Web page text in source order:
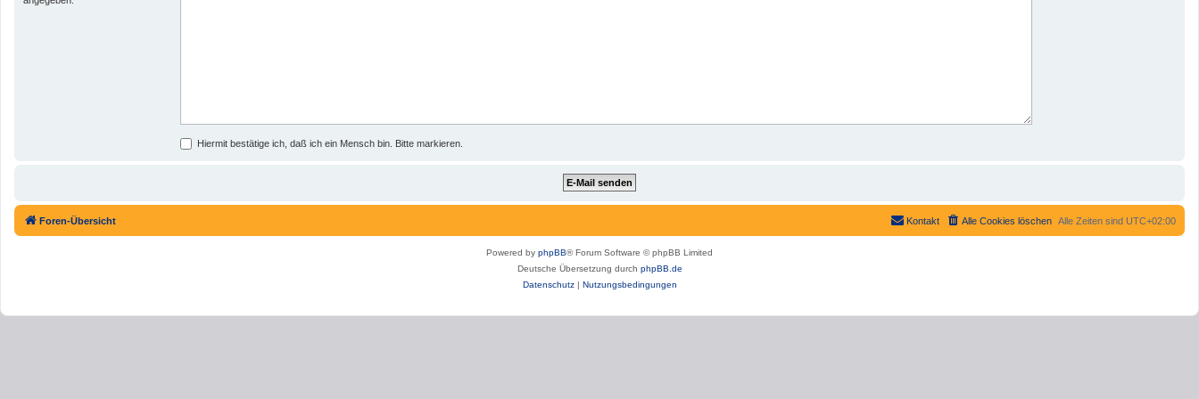
Hiermit bestätige ich, daß ich ein Mensch bin. Bitte markieren.
Foren-Übersicht Alle Zeiten sind UTC+02:00
Alle Cookies löschen
Kontakt
Powered by phpBB® Forum Software © phpBB Limited
Deutsche Übersetzung durch phpBB.de
Datenschutz| Nutzungsbedingungen